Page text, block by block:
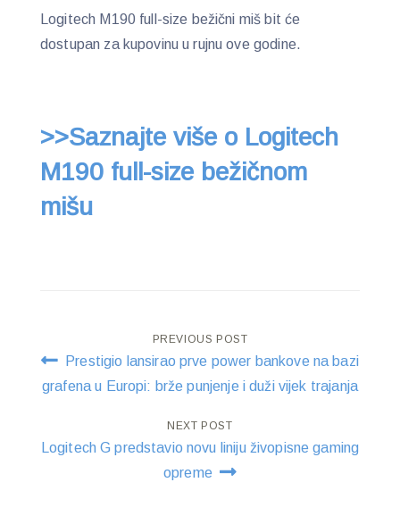
Logitech M190 full-size bežični miš bit će
dostupan za kupovinu u rujnu ove godine.
>>Saznajte više o Logitech
M190 full-size bežičnom
mišu
Post
navigation
PREVIOUS POST
Prestigio lansirao prve power bankove na bazi
grafena u Europi: brže punjenje i duži vijek trajanja
NEXT POST
Logitech G predstavio novu liniju živopisne gaming
opreme